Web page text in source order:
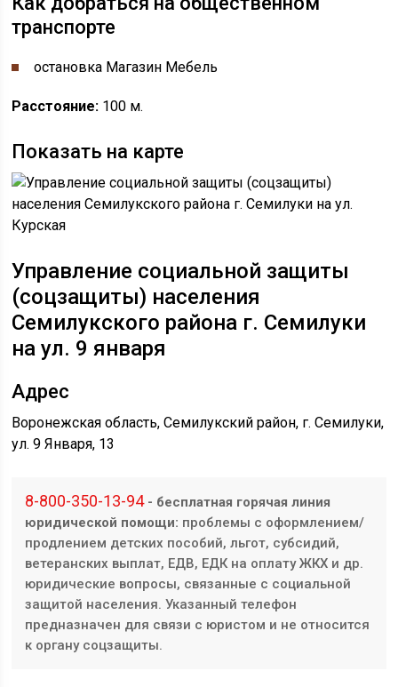
транспорте
остановка Магазин Мебель
Расстояние: 100 м.
Показать на карте
Управление социальной защиты
(соцзащиты) населения
Семилукского района г. Семилуки
на ул. 9 января
Адрес
Воронежская область, Семилукский район, г. Семилуки,
ул. 9 Января, 13
8-800-350-13-94- бесплатная горячая линия
юридической помощи: проблемы с оформлением/
продлением детских пособий, льгот, субсидий,
ветеранских выплат, ЕДВ, ЕДК на оплату ЖКХ и др.
юридические вопросы, связанные с социальной
защитой населения. Указанный телефон
предназначен для связи с юристом и не относится
к органу соцзащиты.